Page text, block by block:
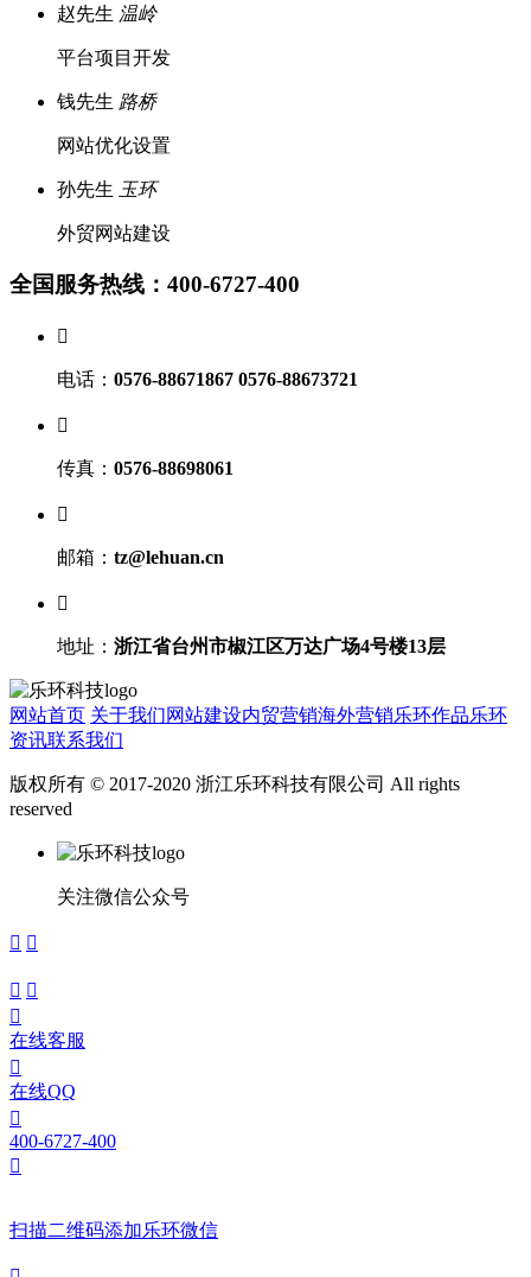
赵先生 温岭
平台项目开发
钱先生 路桥
网站优化设置
孙先生 玉环
外贸网站建设
全国服务热线：400-6727-400

电话： 0576-88671867 0576-88673721

传真： 0576-88698061

邮箱： tz@lehuan.cn

地址： 浙江省台州市椒江区万达广场4号楼13层
网站首页 关于我们网站建设内贸营销海外营销乐环作品乐环
资讯联系我们
版权所有 © 2017-2020 浙江乐环科技有限公司 All rights
reserved
关注微信公众号
 
 

在线客服

在线QQ

400-6727-400

扫描二维码添加乐环微信